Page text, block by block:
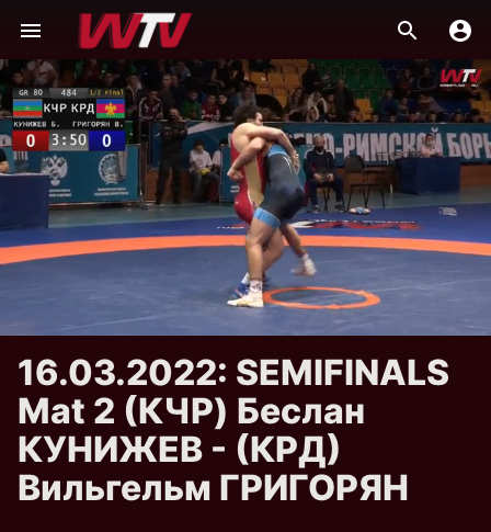
16.03.2022: SEMIFINALS
Mat 2 (КЧР) Беслан
КУНИЖЕВ - (КРД)
Вильгельм ГРИГОРЯН